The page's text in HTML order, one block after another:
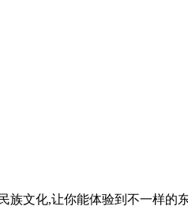
文化,让你能体验到不一样的